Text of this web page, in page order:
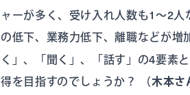
ャーが多く、受け入れ人数も1〜2
の低下、業務力低下、離職などが増
く」、「聞く」、「話す」の4要素
得を目指すのでしょうか？
（木本さ